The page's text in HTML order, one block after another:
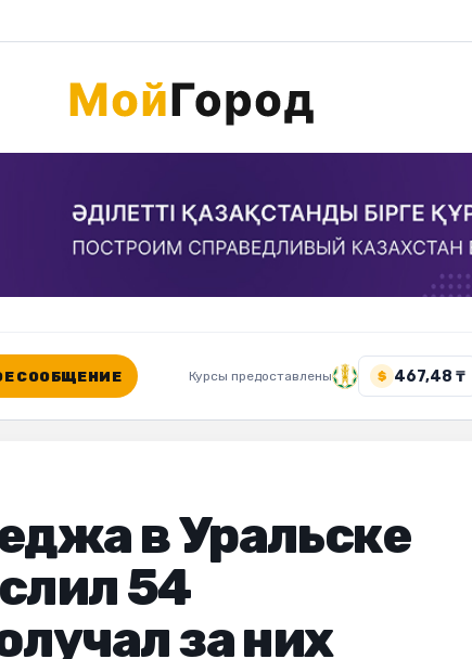
СООБЩЕНИЕ Курсы предоставлены $ 467,48 ₸
в Уральске
54
за них